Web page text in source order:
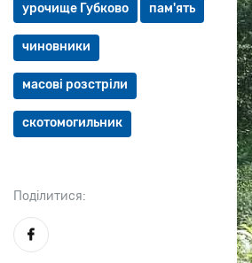
урочище Губково пам'ять
чиновники
масові розстріли
скотомогильник
Поділитися: